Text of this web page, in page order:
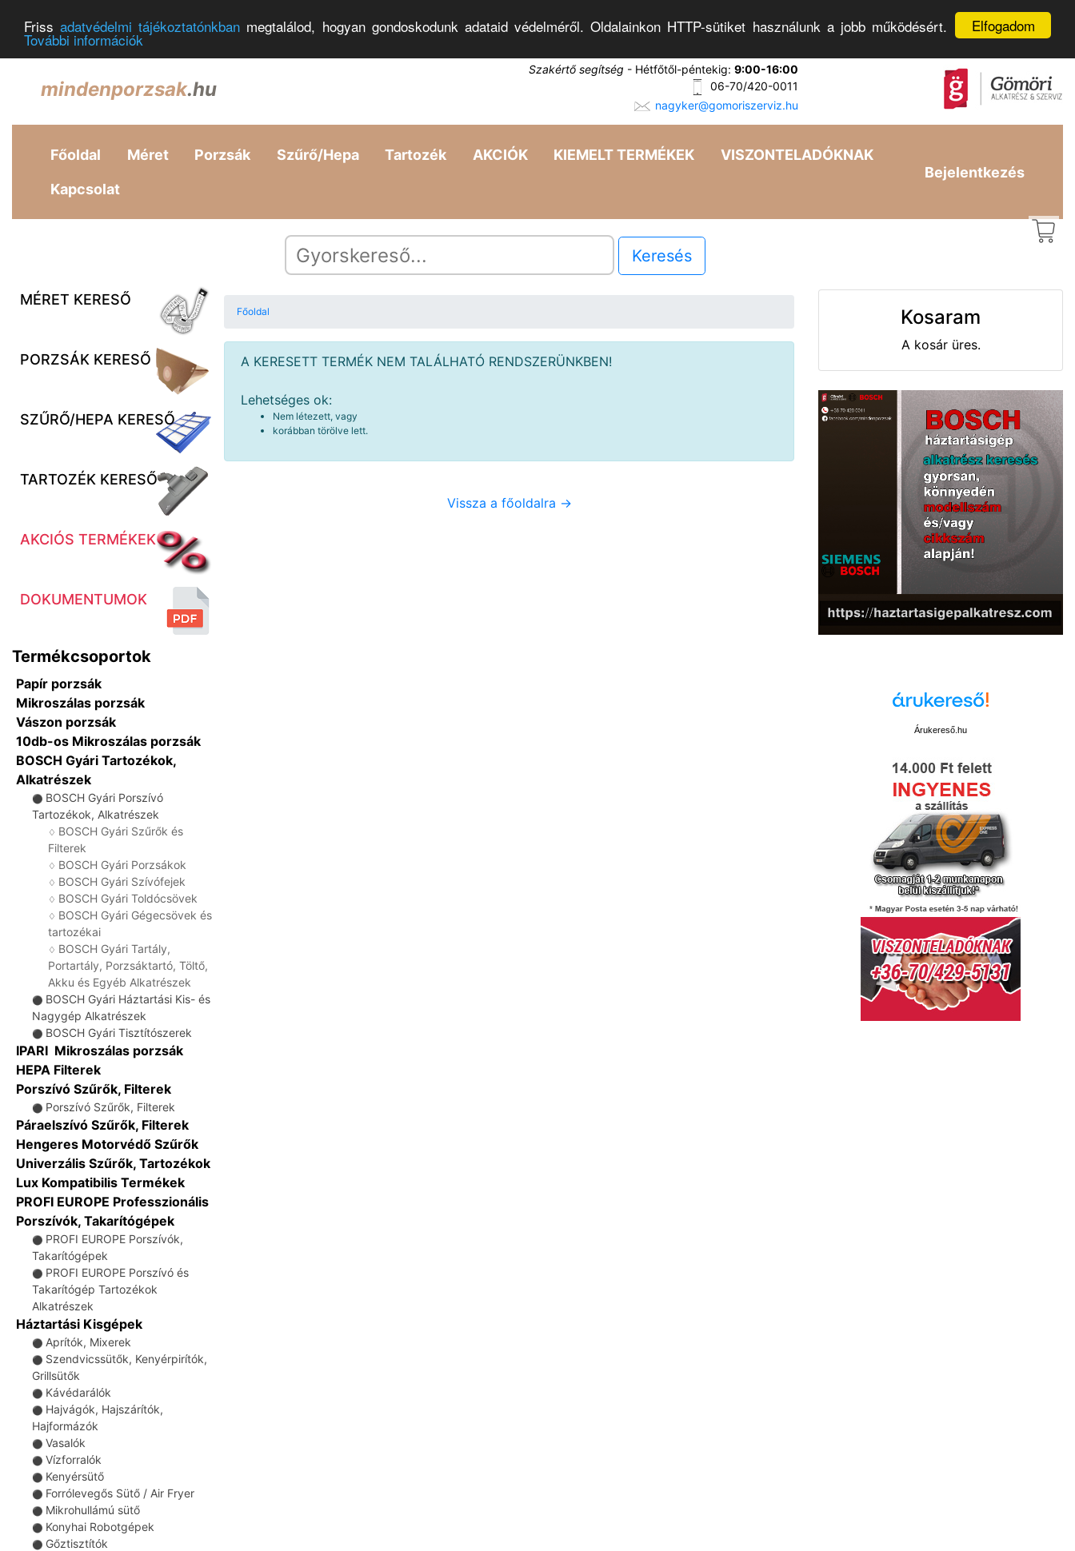
Elfogadom
Frissadatvédelmi tájékoztatónkban megtalálod, hogyan gondoskodunk adataid védelméről. Oldalainkon HTTP-sütiket használunk a jobb működésért.
További információk
mindenporzsak.hu
Szakértő segítség - Hétfőtől-péntekig: 9:00-16:00
06-70/420-0011
nagyker@gomoriszerviz.hu
Főoldal Méret Porzsák Szűrő/Hepa Tartozék AKCIÓK KIEMELT TERMÉKEK VISZONTELADÓKNAK
Kapcsolat
Bejelentkezés
Keresés
MÉRET KERESŐ
PORZSÁK KERESŐ
SZŰRŐ/HEPA KERESŐ
TARTOZÉK KERESŐ
AKCIÓS TERMÉKEK
DOKUMENTUMOK
Termékcsoportok
Papír porzsák
Mikroszálas porzsák
Vászon porzsák
10db-os Mikroszálas porzsák
BOSCH Gyári Tartozékok,
Alkatrészek
⚫ BOSCH Gyári Porszívó
Tartozékok, Alkatrészek
♢ BOSCH Gyári Szűrők és
Filterek
♢ BOSCH Gyári Porzsákok
♢ BOSCH Gyári Szívófejek
♢ BOSCH Gyári Toldócsövek
♢ BOSCH Gyári Gégecsövek és
tartozékai
♢ BOSCH Gyári Tartály,
Portartály, Porzsáktartó, Töltő,
Akku és Egyéb Alkatrészek
⚫ BOSCH Gyári Háztartási Kis- és
Nagygép Alkatrészek
⚫ BOSCH Gyári Tisztítószerek
IPARI Mikroszálas porzsák
HEPA Filterek
Porszívó Szűrők, Filterek
⚫ Porszívó Szűrők, Filterek
Páraelszívó Szűrők, Filterek
Hengeres Motorvédő Szűrők
Univerzális Szűrők, Tartozékok
Lux Kompatibilis Termékek
PROFI EUROPE Professzionális
Porszívók, Takarítógépek
⚫ PROFI EUROPE Porszívók,
Takarítógépek
⚫ PROFI EUROPE Porszívó és
Takarítógép Tartozékok
Alkatrészek
Háztartási Kisgépek
⚫ Aprítók, Mixerek
⚫ Szendvicssütők, Kenyérpirítók,
Grillsütők
⚫ Kávédarálók
⚫ Hajvágók, Hajszárítók,
Hajformázók
⚫ Vasalók
⚫ Vízforralók
⚫ Kenyérsütő
⚫ Forrólevegős Sütő / Air Fryer
⚫ Mikrohullámú sütő
⚫ Konyhai Robotgépek
⚫ Gőztisztítók
Főoldal
A KERESETT TERMÉK NEM TALÁLHATÓ RENDSZERÜNKBEN!
Lehetséges ok:
Nem létezett, vagy
korábban törölve lett.
Vissza a főoldalra ->
Kosaram
A kosár üres.
Árukereső.hu